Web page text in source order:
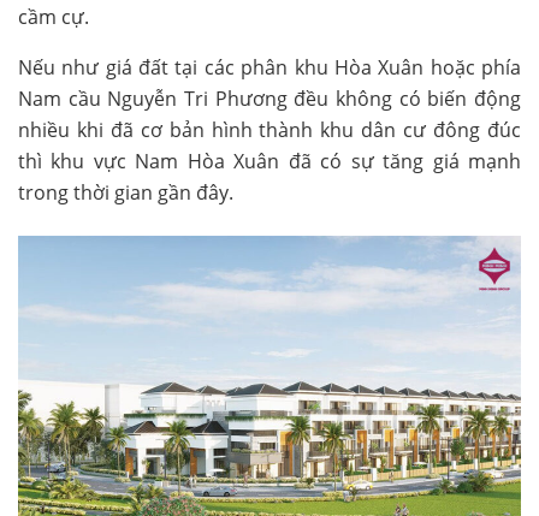
cầm cự.
Nếu như giá đất tại các phân khu Hòa Xuân hoặc phía
Nam cầu Nguyễn Tri Phương đều không có biến động
nhiều khi đã cơ bản hình thành khu dân cư đông đúc
thì khu vực Nam Hòa Xuân đã có sự tăng giá mạnh
trong thời gian gần đây.